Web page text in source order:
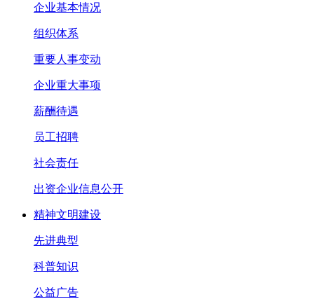
企业基本情况
组织体系
重要人事变动
企业重大事项
薪酬待遇
员工招聘
社会责任
出资企业信息公开
精神文明建设
先进典型
科普知识
公益广告